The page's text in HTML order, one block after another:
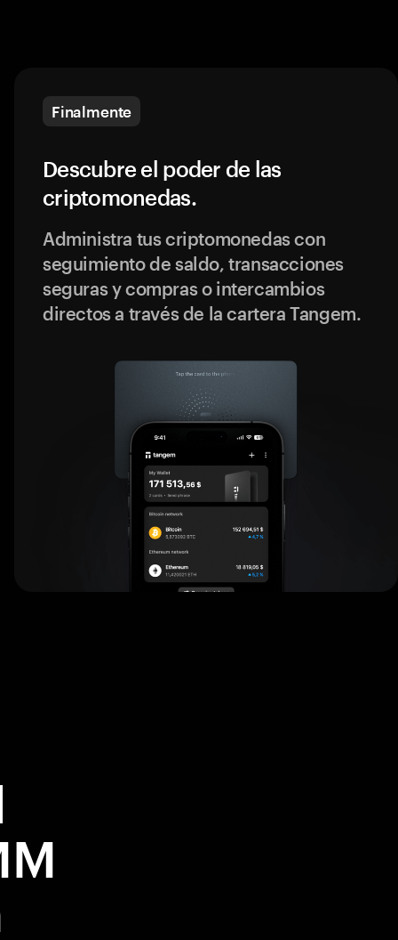
Finalmente
Descubre el poder de las
criptomonedas.
Administra tus criptomonedas con
seguimiento de saldo, transacciones
seguras y compras o intercambios
directos a través de la cartera Tangem.